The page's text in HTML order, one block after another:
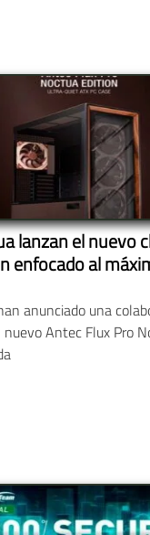
lanzan el nuevo
enfocado al
anunciado una
Antec Flux Pro